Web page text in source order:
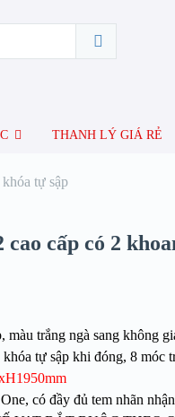
THANH LÝ GIÁ RẺ
tự sập
cấp có 2
màu trắng ngà sang không
tự sập khi đóng, 8 móc
có đầy đủ tem nhãn